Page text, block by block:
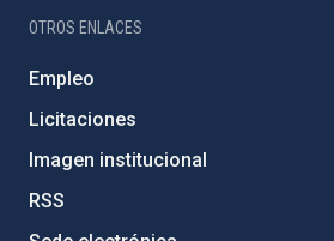
OTROS ENLACES
Empleo
Licitaciones
Imagen institucional
RSS